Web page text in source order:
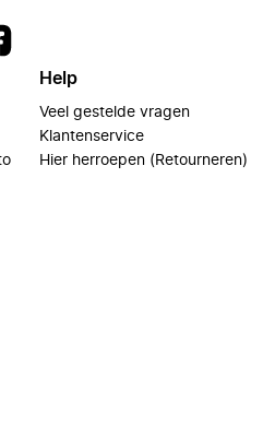
Help
Veel gestelde vragen
Klantenservice
Hier herroepen (Retourneren)